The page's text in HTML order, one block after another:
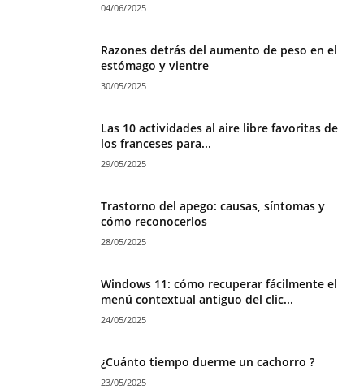
04/06/2025
Razones detrás del aumento de peso en el
estómago y vientre
30/05/2025
Las 10 actividades al aire libre favoritas de
los franceses para...
29/05/2025
Trastorno del apego: causas, síntomas y
cómo reconocerlos
28/05/2025
Windows 11: cómo recuperar fácilmente el
menú contextual antiguo del clic...
24/05/2025
¿Cuánto tiempo duerme un cachorro ?
23/05/2025